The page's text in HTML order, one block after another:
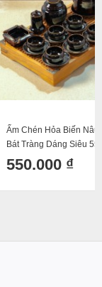
Biến Nâu Quệt
Siêu 550ml
₫